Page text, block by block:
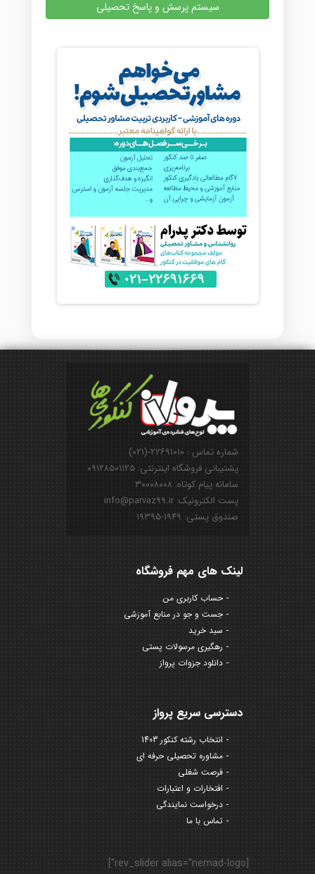
سیستم پرسش و پاسخ تحصیلی
شماره تماس : ۲۲۶۹۱۰۱۰-(۰۲۱)
پشتیبانی فروشگاه اینترنتی: ۰۹۱۲۸۵۰۱۱۲۵
سامانه پیام کوتاه: ۳۰۰۰۸۰۰۸
پست الکترونیک: info@parvaz99.ir
صندوق پستی: ۱۹۴۹-۱۹۳۹۵
لینک های مهم فروشگاه
حساب کاربری من
جست و جو در منابع آموزشی
سبد خرید
رهگیری مرسولات پستی
دانلود جزوات پرواز
دسترسی سریع پرواز
انتخاب رشته کنکور 1403
مشاوره تحصیلی حرفه ای
فرصت شغلی
افتخارات و اعتبارات
درخواست نمایندگی
تماس با ما
[rev_slider alias="nemad-logo"]